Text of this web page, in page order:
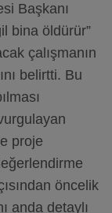
Başkanı
bina öldürür”
çalışmanın
belirtti. Bu
proje
öncelik
anda detaylı